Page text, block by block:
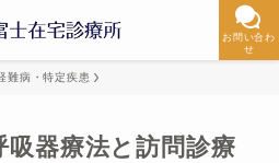
お問い合わ
せ
難病・特定疾患
器療法と訪問診療